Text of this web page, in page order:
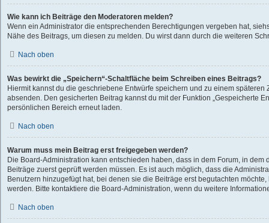
Wie kann ich Beiträge den Moderatoren melden?
Wenn ein Administrator die entsprechenden Berechtigungen vergeben hat,
Nähe des Beitrags, um diesen zu melden. Du wirst dann durch die weiteren
Nach oben
Was bewirkt die „Speichern“-Schaltfläche beim Schreiben eines Beitrags?
Hiermit kannst du die geschriebene Entwürfe speichern und zu einem späteren
absenden. Den gesicherten Beitrag kannst du mit der Funktion „Gespeicherte
persönlichen Bereich erneut laden.
Nach oben
Warum muss mein Beitrag erst freigegeben werden?
Die Board-Administration kann entschieden haben, dass in dem Forum, in dem
Beiträge zuerst geprüft werden müssen. Es ist auch möglich, dass die
Benutzern hinzugefügt hat, bei denen sie die Beiträge erst begutachten
werden. Bitte kontaktiere die Board-Administration, wenn du weitere
Nach oben